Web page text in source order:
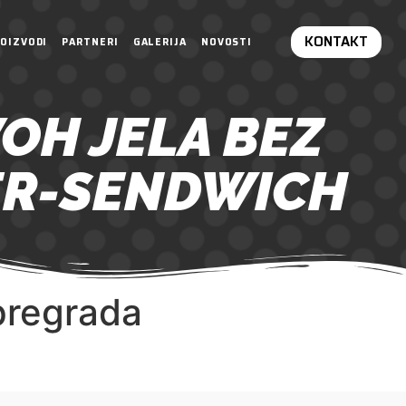
PARTNERI GALERIJA NOVOSTI KONTAKT
JELA BEZ
SENDWICH